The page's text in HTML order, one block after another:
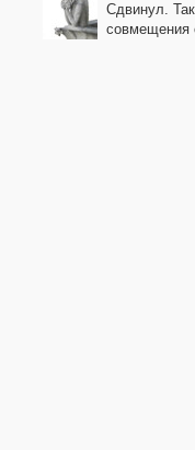
Сдвинул.
совмещения